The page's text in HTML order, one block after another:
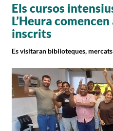
Els cursos
L’Heura
inscrits
Es visitaran biblioteques,